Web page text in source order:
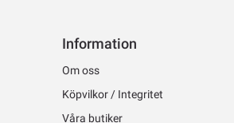
Information
Om oss
Köpvilkor / Integritet
Våra butiker